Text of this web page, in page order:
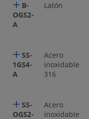
B-
OGS2-
A
Latón
SS-
1GS4-
A
Acero
inoxidable
316
SS-
OGS2-
Acero
inoxidable